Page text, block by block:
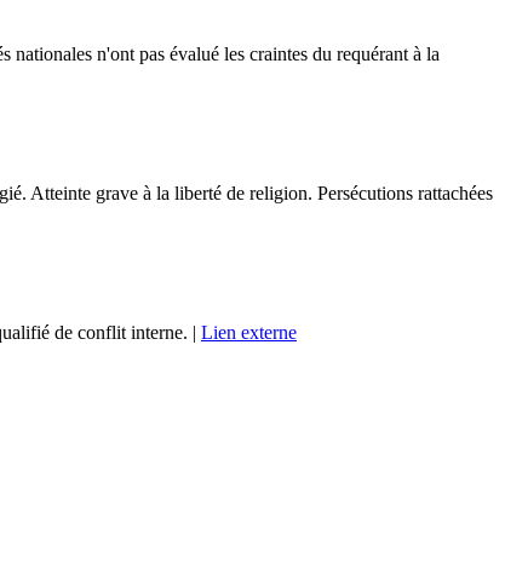
n'ont pas évalué les craintes du requérant à la
Atteinte grave à la liberté de religion. Persécutions rattachées
de conflit interne. | Lien externe